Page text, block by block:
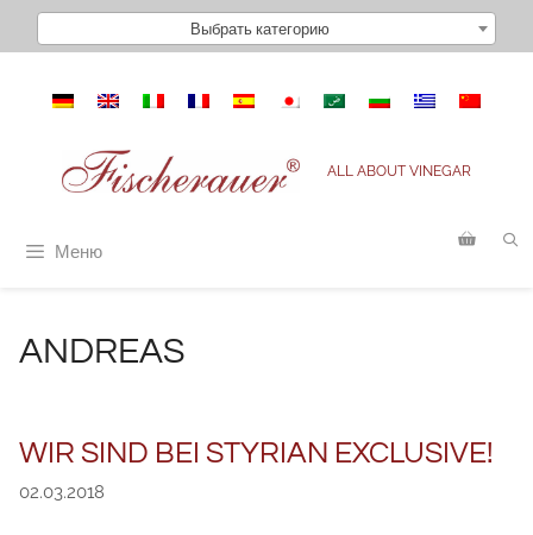
Перейти
Выбрать категорию
ALL ABOUT VINEGAR
Меню
ANDREAS
WIR SIND BEI STYRIAN EXCLUSIVE!
02.03.2018